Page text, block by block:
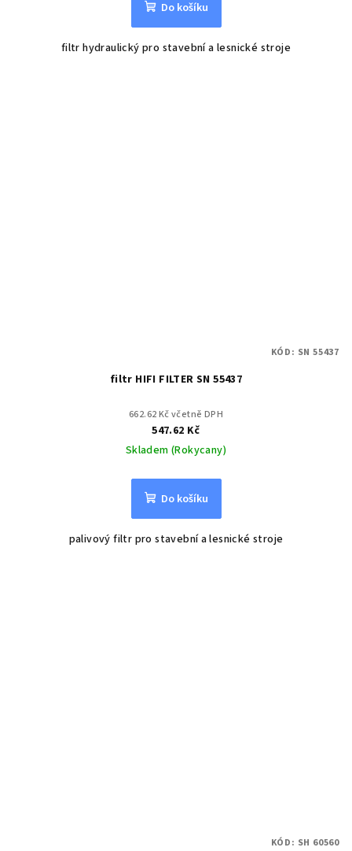
Do košíku
filtr hydraulický pro stavební a lesnické stroje
filtr HIFI FILTER SN 55437
662.62 Kč včetně DPH
547.62 Kč
Skladem (Rokycany)
Do košíku
palivový filtr pro stavební a lesnické stroje
KÓD: SN 55437
KÓD: SH 60560